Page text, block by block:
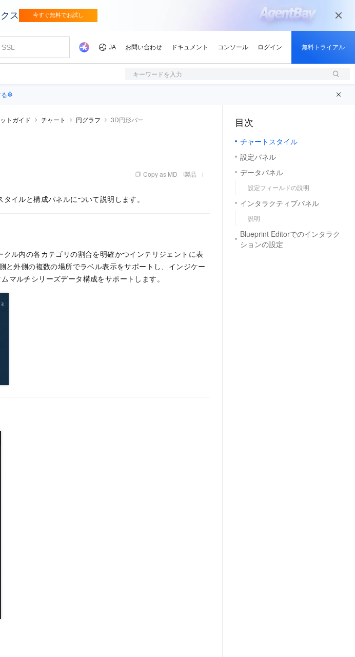
キーワードを入力
トガイド チャート 円グラフ 3D円形バー
Copy as MD 製品
イルと構成パネルについて説明します。
ル内の各カテゴリの割合を明確かつインテリジェントに表
と外側の複数の場所でラベル表示をサポートし、インジケー
マルチシリーズデータ構成をサポートします。
目次
チャートスタイル
設定パネル
データパネル
設定フィールドの説明
インタラクティブパネル
説明
Blueprint Editorでのインタラク
ションの設定